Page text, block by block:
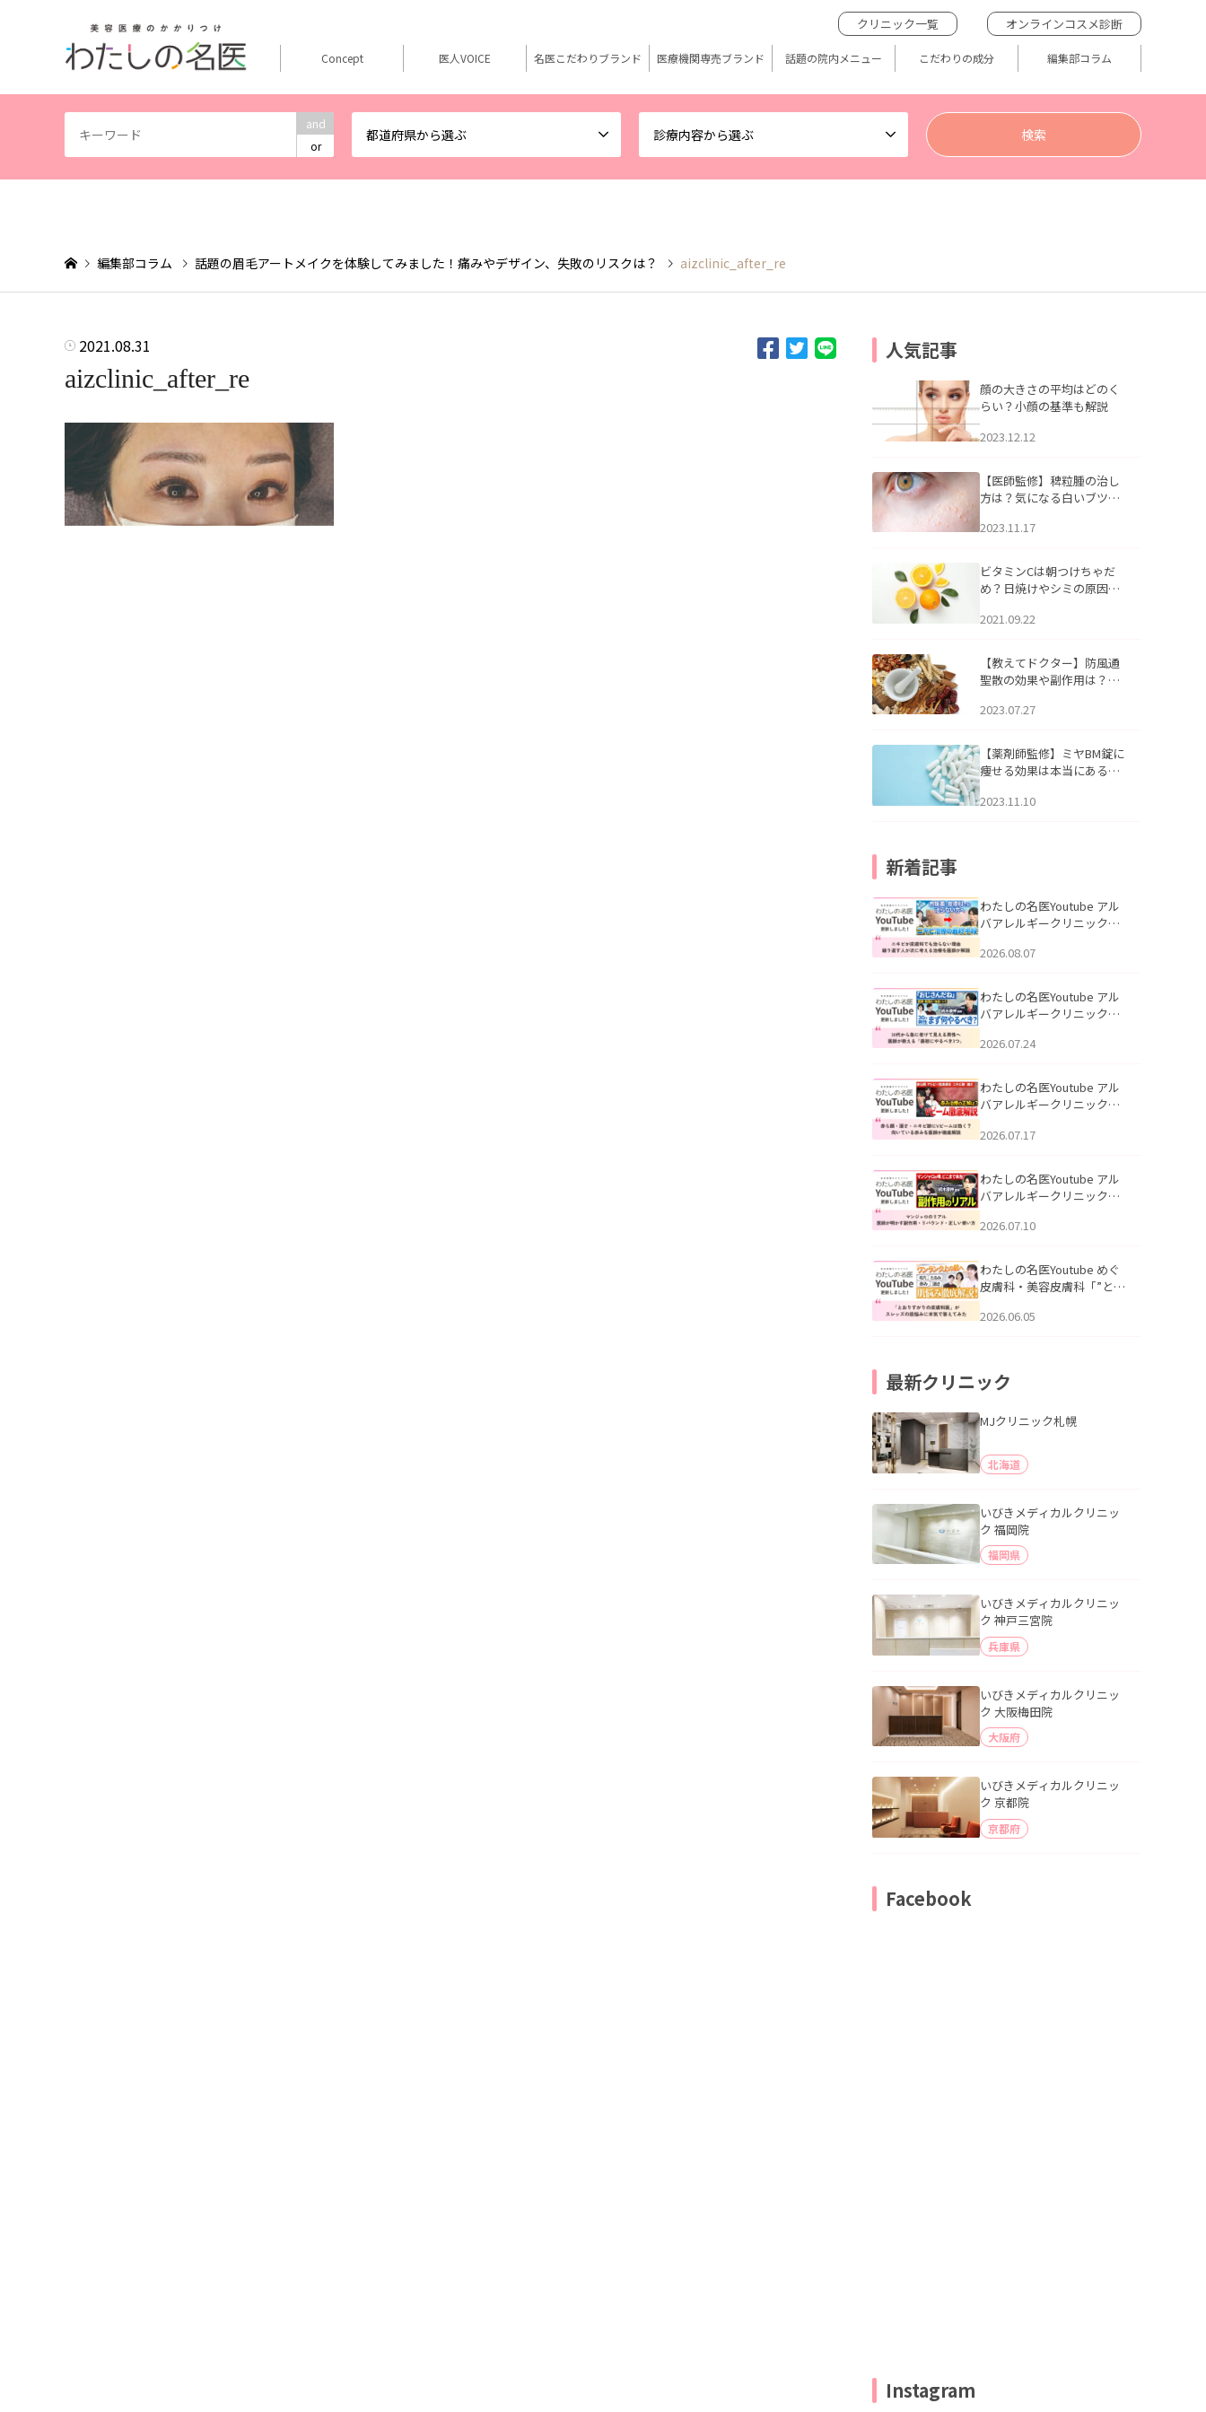
and
or
都道府県から選ぶ 診療内容から選ぶ
クリニック一覧 オンラインコスメ診断
Concept 医人VOICE 名医こだわりブランド 医療機関専売ブランド 話題の院内メニュー こだわりの成分 編集部コラム
編集部コラム 話題の眉毛アートメイクを体験してみました！痛みやデザイン、失敗のリスクは？ aizclinic_after_re
2021.08.31
aizclinic_after_re
人気記事
顔の大きさの平均はどのく
らい？小顔の基準も解説
2023.12.12
【医師監修】稗粒腫の治し
方は？気になる白いブツブ
アについて
2023.11.17
ビタミンCは朝つけちゃだ
め？日焼けやシミの原因に
2021.09.22
【教えてドクター】防風通
聖散の効果や副作用は？長
2023.07.27
【薬剤師監修】ミヤBM錠に
痩せる効果は本当にある
2023.11.10
新着記事
わたしの名医Youtube アル
バアレルギークリニック札
らない理由｜繰り返す人が
説」を公開いたしました。
2026.08.07
わたしの名医Youtube アル
バアレルギークリニック札
える男性へ｜医師が教える
公開いたしました。
2026.07.24
わたしの名医Youtube アル
バアレルギークリニック札
跡にVビームは効く？向いて
説」を公開いたしました。
2026.07.17
わたしの名医Youtube アル
バアレルギークリニック札
医師が明かす副作用・リバ
公開いたしました。
2026.07.10
わたしの名医Youtube めぐ
皮膚科・美容皮膚科「”とお
ッズの肌悩みに本気で答え
2026.06.05
最新クリニック
MJクリニック札幌
北海道
いびきメディカルクリニッ
ク 福岡院
福岡県
いびきメディカルクリニッ
ク 神戸三宮院
兵庫県
いびきメディカルクリニッ
ク 大阪梅田院
大阪府
いびきメディカルクリニッ
ク 京都院
京都府
Facebook
Instagram